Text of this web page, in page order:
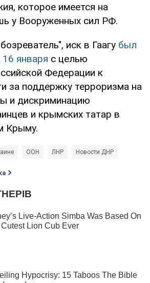
которое имеется на
у Вооруженных сил РФ.
иск в Гаагу был
января с целью
Федерации к
за поддержку терроризма на
и дискриминацию
и крымских татар в
Крыму.
ООН ЛНР Новости ДНР